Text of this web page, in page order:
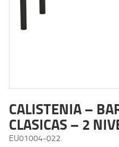
CALISTENIA –
CLASICAS – 2
EU01004-022